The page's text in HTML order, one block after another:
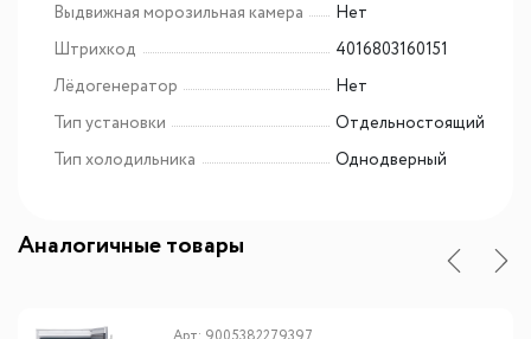
Выдвижная морозильная камера
Нет
Штрихкод
4016803160151
Лёдогенератор
Нет
Тип установки
Отдельностоящий
Тип холодильника
Однодверный
Аналогичные товары